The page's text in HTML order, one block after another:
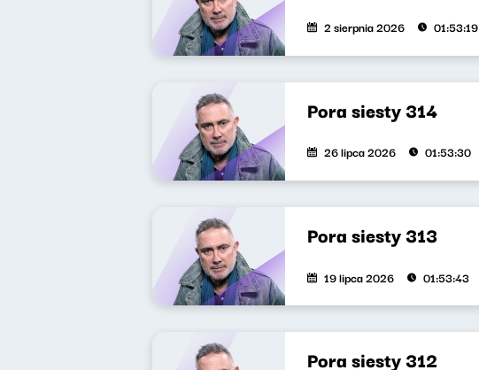
2 sierpnia 2026 01:53:19
Pora siesty 314
26 lipca 2026 01:53:30
Pora siesty 313
19 lipca 2026 01:53:43
Pora siesty 312